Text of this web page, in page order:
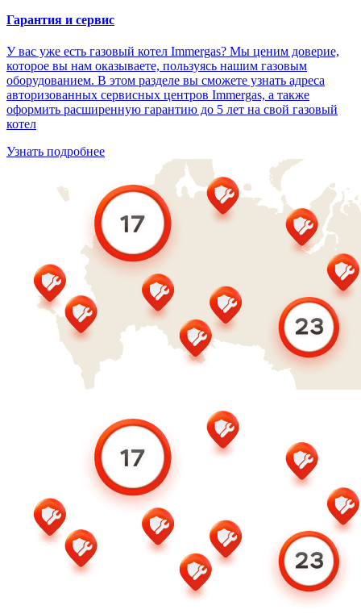
Гарантия и сервис
У вас уже есть газовый котел Immergas? Мы ценим доверие,
которое вы нам оказываете, пользуясь нашим газовым
оборудованием. В этом разделе вы сможете узнать адреса
авторизованных сервисных центров Immergas, а также
оформить расширенную гарантию до 5 лет на свой газовый
котел
Узнать подробнее